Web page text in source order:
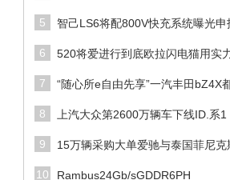
5 智己LS6将配800V快充系统曝光申
6 520将爱进行到底欧拉闪电猫用实
7 “随心所e自由先享”一汽丰田bZ4X
8 上汽大众第2600万辆车下线ID.系1
9 15万辆采购大单爱驰与泰国菲尼克
10 Rambus24Gb/sGDDR6PH